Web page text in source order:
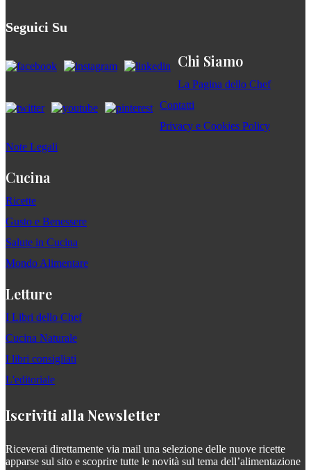
Seguici Su
Chi Siamo
La Pagina dello Chef
Contatti
Privacy e Cookies Policy
Note Legali
Cucina
Ricette
Gusto e Benessere
Salute in Cucina
Mondo Alimentare
Letture
I Libri dello Chef
Cucina Naturale
I libri consigliati
L'editoriale
Iscriviti alla Newsletter
Riceverai direttamente via mail una selezione delle nuove ricette
apparse sul sito e scoprire tutte le novità sul tema dell’alimentazione